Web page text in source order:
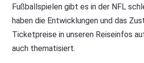
Fußballspielen gibt es in der NFL
haben die Entwicklungen und das
Ticketpreise in unseren Reiseinfos
auch thematisiert.